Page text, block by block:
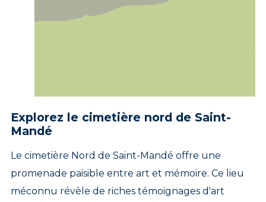
Explorez le cimetière nord de Saint-
Mandé
Le cimetière Nord de Saint-Mandé offre une
promenade paisible entre art et mémoire. Ce lieu
méconnu révèle de riches témoignages d'art